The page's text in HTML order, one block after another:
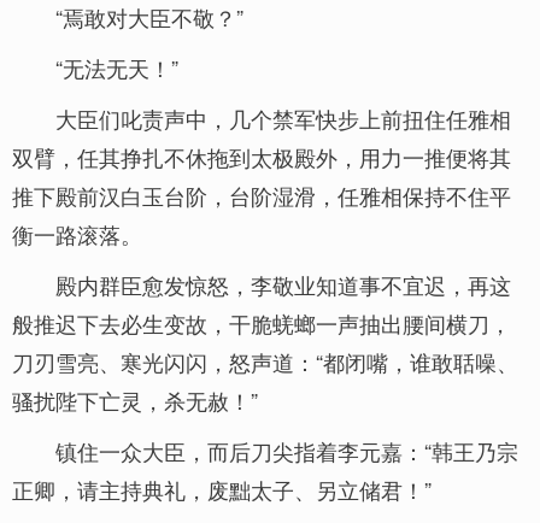
“焉敢对大臣不敬？”
“无法无天！”
大臣们叱责声中，几个禁军快步上前扭住任雅相
双臂，任其挣扎不休拖到太极殿外，用力一推便将其
推下殿前汉白玉台阶，台阶湿滑，任雅相保持不住平
衡一路滚落。
殿内群臣愈发惊怒，李敬业知道事不宜迟，再这
般推迟下去必生变故，干脆蜣螂一声抽出腰间横刀，
刀刃雪亮、寒光闪闪，怒声道：“都闭嘴，谁敢聒噪、
骚扰陛下亡灵，杀无赦！”
镇住一众大臣，而后刀尖指着李元嘉：“韩王乃宗
正卿，请主持典礼，废黜太子、另立储君！”